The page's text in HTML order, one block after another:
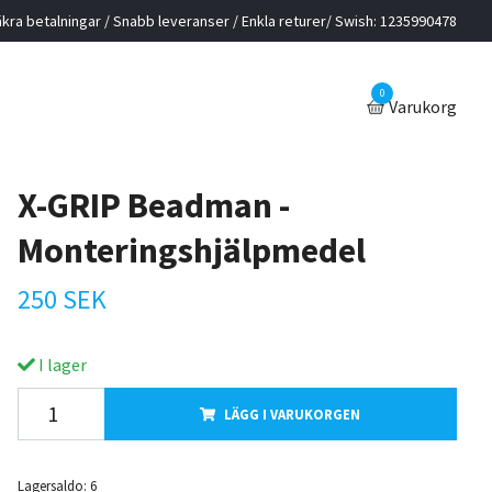
betalningar / Snabb leveranser / Enkla returer/ Swish: 1235990478
0
Varukorg
X-GRIP Beadman -
Monteringshjälpmedel
250 SEK
I lager
LÄGG I VARUKORGEN
Lagersaldo: 6